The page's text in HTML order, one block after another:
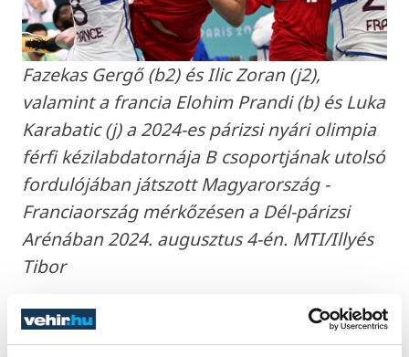
Fazekas Gergő (b2) és Ilic Zoran (j2),
valamint a francia Elohim Prandi (b) és Luka
Karabatic (j) a 2024-es párizsi nyári olimpia
férfi kézilabdatornája B csoportjának utolsó
fordulójában játszott Magyarország -
Franciaország mérkőzésen a Dél-párizsi
Arénában 2024. augusztus 4-én. MTI/Illyés
Tibor
Amíg a csapatok pihentek, az eddigi